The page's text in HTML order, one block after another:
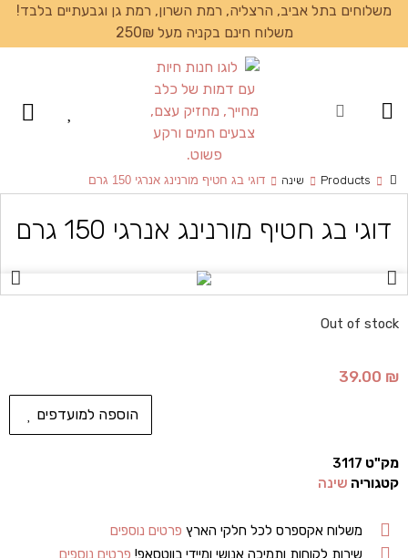
משלוחים בתל אביב, הרצליה, רמת השרון, רמת גן וגבעתיים בלבד!
משלוח חינם בקניה מעל 250₪
Products שינה דוגי בג חטיף מורנינג אנרגי 150 גרם
דוגי בג חטיף מורנינג אנרגי 150 גרם
Out of stock
39.00 ₪
הוספה למועדפים
מק"ט 3117
קטגוריה שינה
משלוח אקספרס לכל חלקי הארץ פרטים נוספים
שירות לקוחות ותמיכה אנושי ומיידי בווטסאפ! פרטים נוספים